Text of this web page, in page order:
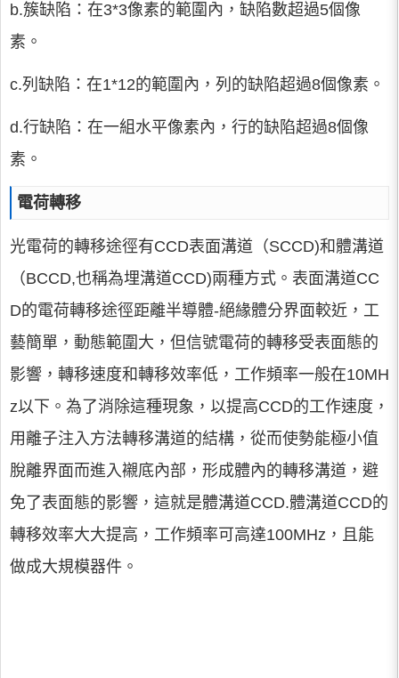
b.簇缺陷：在3*3像素的範圍內，缺陷數超過5個像
素。
c.列缺陷：在1*12的範圍內，列的缺陷超過8個像素。
d.行缺陷：在一組水平像素內，行的缺陷超過8個像
素。
電荷轉移
光電荷的轉移途徑有CCD表面溝道（SCCD)和體溝道
（BCCD,也稱為埋溝道CCD)兩種方式。表面溝道CC
D的電荷轉移途徑距離半導體-絕緣體分界面較近，工
藝簡單，動態範圍大，但信號電荷的轉移受表面態的
影響，轉移速度和轉移效率低，工作頻率一般在10MH
z以下。為了消除這種現象，以提高CCD的工作速度，
用離子注入方法轉移溝道的結構，從而使勢能極小值
脫離界面而進入襯底內部，形成體內的轉移溝道，避
免了表面態的影響，這就是體溝道CCD.體溝道CCD的
轉移效率大大提高，工作頻率可高達100MHz，且能
做成大規模器件。